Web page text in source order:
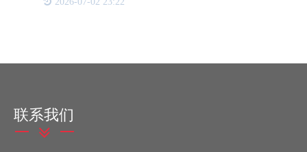
等多元化元素的一个复合型产业链。 根据权威数据
联系我们